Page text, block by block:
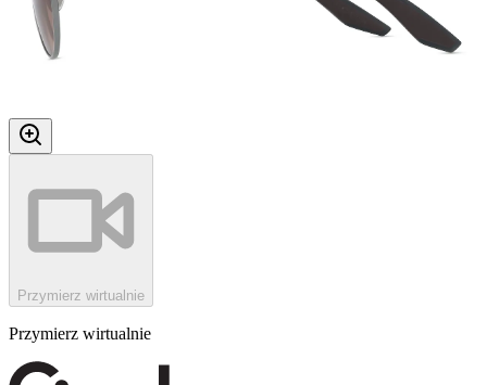
Przymierz wirtualnie
Przymierz wirtualnie